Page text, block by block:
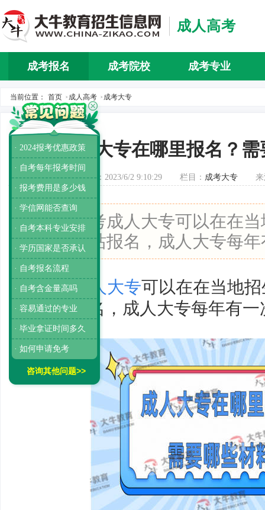
成人高考
成考报名 成考院校 成考专业
当前位置： 首页 > 成人高考 > 成考大专
成人大专在哪里报名？
发布时间：2023/6/2 9:10:29 栏目： 成考大专
导读：报考成人大专可以在在
考试院网站报名，成人大专每
报考成人大专可以在在当地
院网站报名，成人大专每年有
· 2024报考优惠政策
· 自考每年报考时间
· 报考费用是多少钱
· 学信网能否查询
· 自考本科专业安排
· 学历国家是否承认
· 自考报名流程
· 自考含金量高吗
· 容易通过的专业
· 毕业拿证时间多久
· 如何申请免考
咨询其他问题>>